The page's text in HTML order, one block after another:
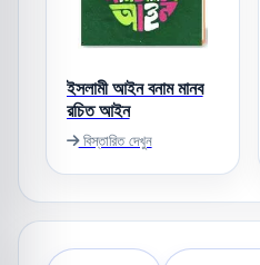
ইসলামী আইন বনাম মানব
রচিত আইন
বিস্তারিত দেখুন